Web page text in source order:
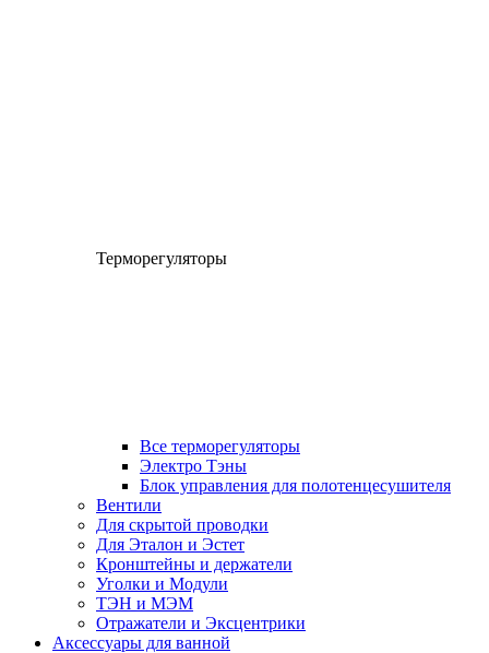
Терморегуляторы
Все терморегуляторы
Электро Тэны
Блок управления для полотенцесушителя
Вентили
Для скрытой проводки
Для Эталон и Эстет
Кронштейны и держатели
Уголки и Модули
ТЭН и МЭМ
Отражатели и Эксцентрики
Аксессуары для ванной